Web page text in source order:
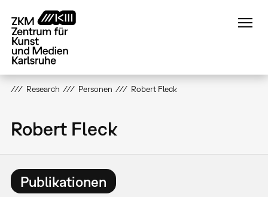
zum
Inhalt
Research Personen Robert Fleck
Robert Fleck
Publikationen